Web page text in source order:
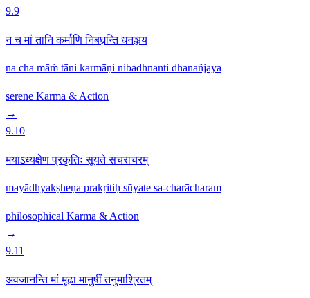
9.9
न च मां तानि कर्माणि निबध्नन्ति धनञ्जय
na cha māṁ tāni karmāṇi nibadhnanti dhanañjaya
serene Karma & Action
→
9.10
मयाऽध्यक्षेण प्रकृतिः सूयते सचराचरम्
mayādhyakṣheṇa prakṛitiḥ sūyate sa-charācharam
philosophical Karma & Action
→
9.11
अवजानन्ति मां मूढा मानुषीं तनुमाश्रितम्